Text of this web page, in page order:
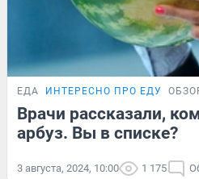
ЕДА ИНТЕРЕСНО ПРО ЕДУ
Врачи рассказали,
арбуз. Вы в списке?
3 августа, 2024, 10:00 1 175